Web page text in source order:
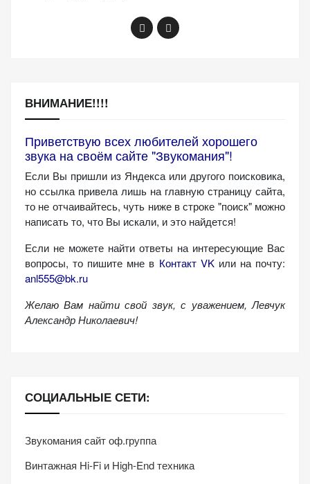
ВНИМАНИЕ!!!!
Приветствую всех любителей хорошего
звука на своём сайте "Звукомания"!
Если Вы пришли из Яндекса или другого поисковика,
но ссылка привела лишь на главную страницу сайта,
то не отчаивайтесь, чуть ниже в строке "поиск" можно
написать то, что Вы искали, и это найдется!
Если не можете найти ответы на интересующие Вас
вопросы, то пишите мне в Контакт VKили на почту:
anl555@bk.ru
Желаю Вам найти свой звук, с уважением, Левчук
Александр Николаевич!
СОЦИАЛЬНЫЕ СЕТИ:
Звукомания сайт оф.группа
Винтажная Hi-Fi и High-End техника